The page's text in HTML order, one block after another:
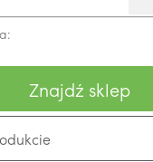
Znajdź sklep